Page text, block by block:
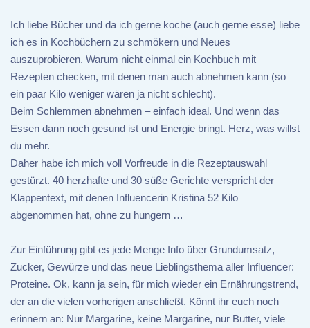
Ich liebe Bücher und da ich gerne koche (auch gerne esse) liebe
ich es in Kochbüchern zu schmökern und Neues
auszuprobieren. Warum nicht einmal ein Kochbuch mit
Rezepten checken, mit denen man auch abnehmen kann (so
ein paar Kilo weniger wären ja nicht schlecht).
Beim Schlemmen abnehmen – einfach ideal. Und wenn das
Essen dann noch gesund ist und Energie bringt. Herz, was willst
du mehr.
Daher habe ich mich voll Vorfreude in die Rezeptauswahl
gestürzt. 40 herzhafte und 30 süße Gerichte verspricht der
Klappentext, mit denen Influencerin Kristina 52 Kilo
abgenommen hat, ohne zu hungern …
Zur Einführung gibt es jede Menge Info über Grundumsatz,
Zucker, Gewürze und das neue Lieblingsthema aller Influencer:
Proteine. Ok, kann ja sein, für mich wieder ein Ernährungstrend,
der an die vielen vorherigen anschließt. Könnt ihr euch noch
erinnern an: Nur Margarine, keine Margarine, nur Butter, viele